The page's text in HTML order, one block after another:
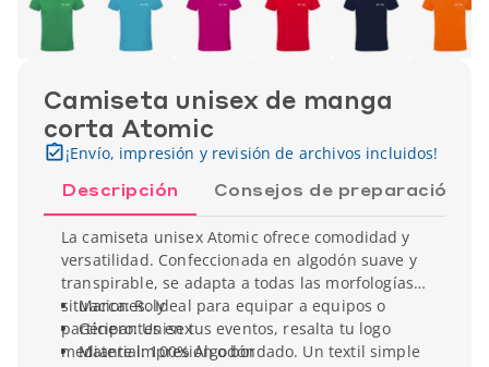
Camiseta unisex de manga
corta Atomic
¡Envío, impresión y revisión de archivos incluidos!
Descripción Consejos de preparación
La camiseta unisex Atomic ofrece comodidad y
versatilidad. Confeccionada en algodón suave y
transpirable, se adapta a todas las morfologías y
situaciones. Ideal para equipar a equipos o
participantes en tus eventos, resalta tu logo
mediante impresión o bordado. Un textil simple
Marca: Roly
Género: Unisex
Material: 100% Algodón